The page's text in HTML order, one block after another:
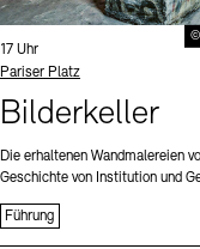
©
Uhrzeit:
17 Uhr
Standort
Pariser Platz
Bilderkeller
Die erhaltenen Wandmalereien
Geschichte von Institution und
Führung